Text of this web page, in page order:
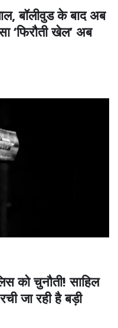
बॉलीवुड के बाद अब
‘फिरौती खेल’ अब
को चुनौती! साहिल
जा रही है बड़ी